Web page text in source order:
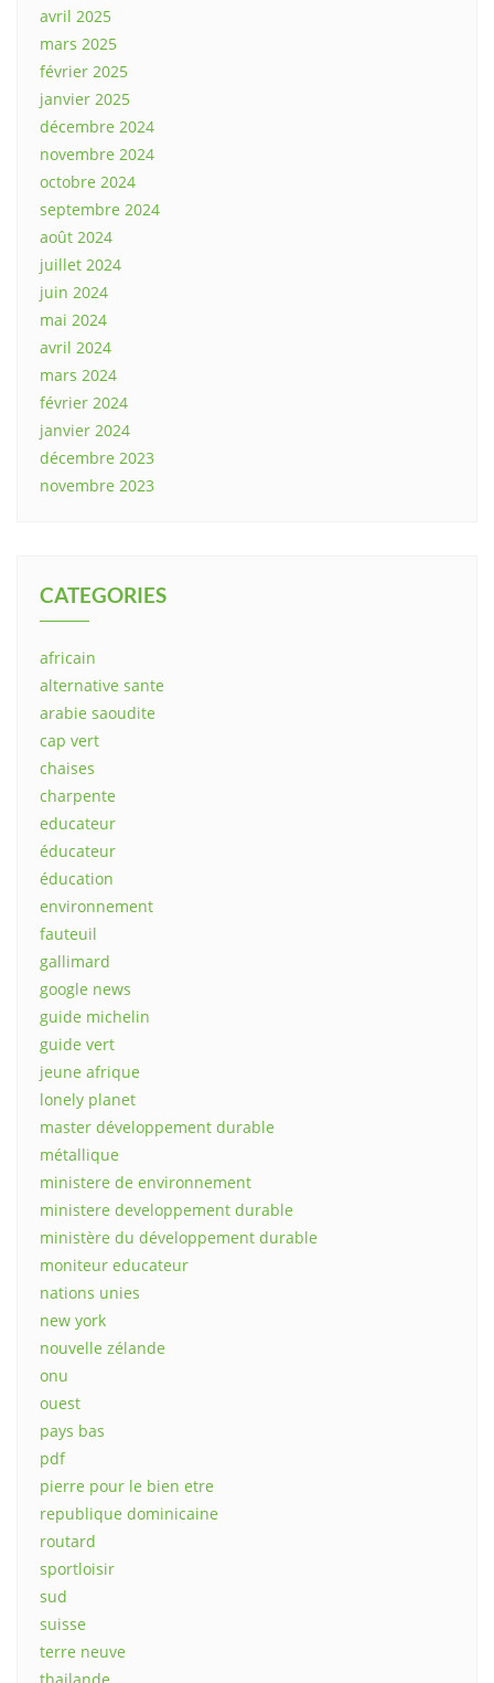
avril 2025
mars 2025
février 2025
janvier 2025
décembre 2024
novembre 2024
octobre 2024
septembre 2024
août 2024
juillet 2024
juin 2024
mai 2024
avril 2024
mars 2024
février 2024
janvier 2024
décembre 2023
novembre 2023
CATEGORIES
africain
alternative sante
arabie saoudite
cap vert
chaises
charpente
educateur
éducateur
éducation
environnement
fauteuil
gallimard
google news
guide michelin
guide vert
jeune afrique
lonely planet
master développement durable
métallique
ministere de environnement
ministere developpement durable
ministère du développement durable
moniteur educateur
nations unies
new york
nouvelle zélande
onu
ouest
pays bas
pdf
pierre pour le bien etre
republique dominicaine
routard
sportloisir
sud
suisse
terre neuve